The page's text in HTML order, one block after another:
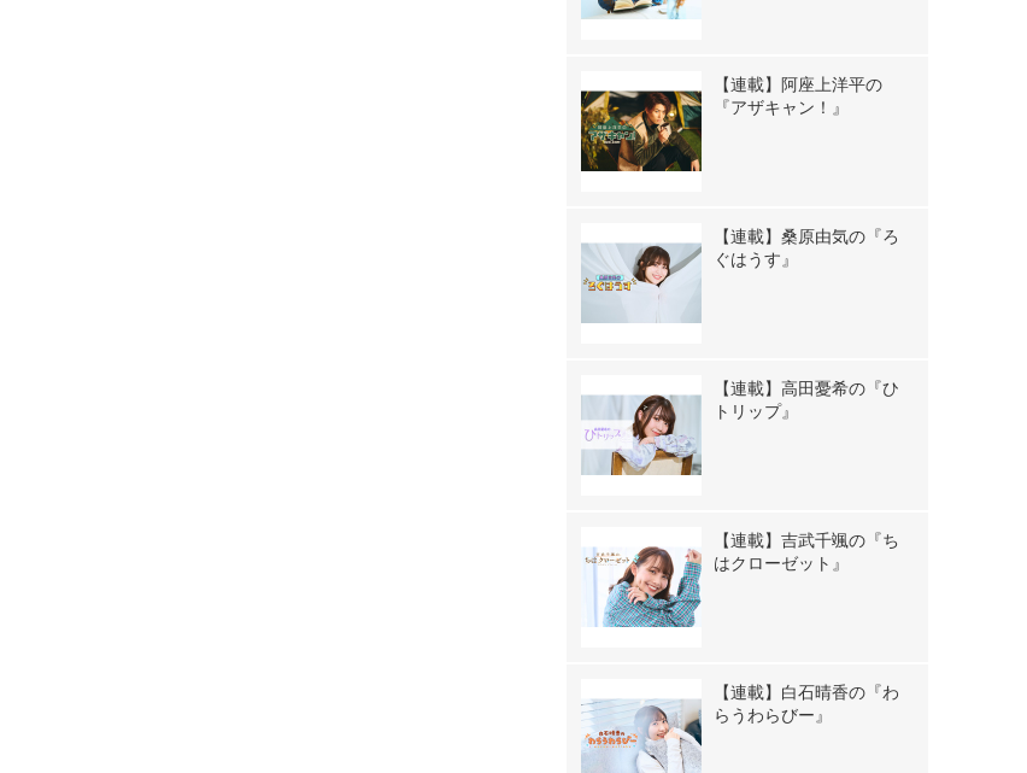
【連載】阿座上洋平の
『アザキャン！』
【連載】桑原由気の『ろ
ぐはうす』
【連載】高田憂希の『ひ
トリップ』
【連載】吉武千颯の『ち
はクローゼット』
【連載】白石晴香の『わ
らうわらびー』